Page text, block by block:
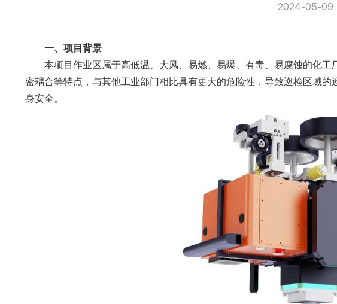
2024-05-09
一、项目背景
本项目作业区属于高低温、大风、易燃、易爆、有毒、易腐蚀的化
密耦合等特点，与其他工业部门相比具有更大的危险性，导致巡检区域
身安全。